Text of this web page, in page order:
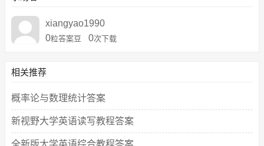
xiangyao1990
0粒答案豆 0次下载
相关推荐
概率论与数理统计答案
新视野大学英语读写教程答案
全新版大学英语综合教程答案